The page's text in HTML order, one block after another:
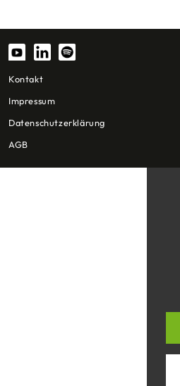
Kontakt
Impressum
Datenschutzerklärung
AGB